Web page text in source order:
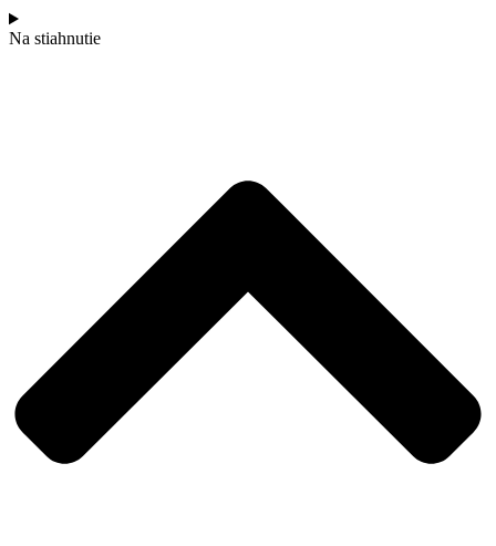
Na stiahnutie